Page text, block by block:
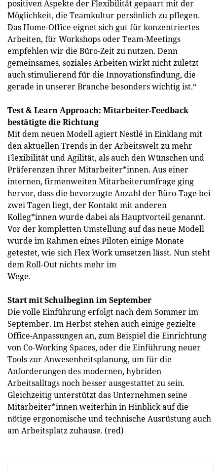
positiven Aspekte der Flexibilität gepaart mit der
Möglichkeit, die Teamkultur persönlich zu pflegen.
Das Home-Office eignet sich gut für konzentriertes
Arbeiten, für Workshops oder Team-Meetings
empfehlen wir die Büro-Zeit zu nutzen. Denn
gemeinsames, soziales Arbeiten wirkt nicht zuletzt
auch stimulierend für die Innovationsfindung, die
gerade in unserer Branche besonders wichtig ist.“
Test & Learn Approach: Mitarbeiter-Feedback
bestätigte die Richtung
Mit dem neuen Modell agiert Nestlé in Einklang mit
den aktuellen Trends in der Arbeitswelt zu mehr
Flexibilität und Agilität, als auch den Wünschen und
Präferenzen ihrer Mitarbeiter*innen. Aus einer
internen, firmenweiten Mitarbeiterumfrage ging
hervor, dass die bevorzugte Anzahl der Büro-Tage bei
zwei Tagen liegt, der Kontakt mit anderen
Kolleg*innen wurde dabei als Hauptvorteil genannt.
Vor der kompletten Umstellung auf das neue Modell
wurde im Rahmen eines Piloten einige Monate
getestet, wie sich Flex Work umsetzen lässt. Nun steht
dem Roll-Out nichts mehr im
Wege.
Start mit Schulbeginn im September
Die volle Einführung erfolgt nach dem Sommer im
September. Im Herbst stehen auch einige gezielte
Office-Anpassungen an, zum Beispiel die Einrichtung
von Co-Working Spaces, oder die Einführung neuer
Tools zur Anwesenheitsplanung, um für die
Anforderungen des modernen, hybriden
Arbeitsalltags noch besser ausgestattet zu sein.
Gleichzeitig unterstützt das Unternehmen seine
Mitarbeiter*innen weiterhin in Hinblick auf die
nötige ergonomische und technische Ausrüstung auch
am Arbeitsplatz zuhause. (red)